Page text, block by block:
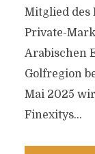
Mitglied
Private-
Arabischen
Golfregion
Mai 2025
Finexitys...